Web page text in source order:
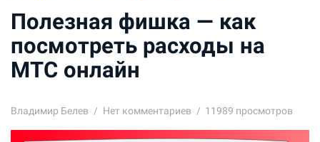
Полезная фишка — как
посмотреть расходы на
МТС онлайн
Владимир Белев Нет комментариев 11989 просмотров